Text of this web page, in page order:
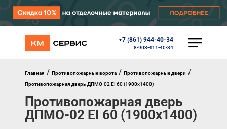
+7 (861) 944-40-34
8-903-411-40-34
КАТАЛОГ
Автоматика
Перегрузочное оборудование
Уличные калитки
Шлагбаумы
Противопожарные ворота
Главная / Противопожарные ворота / Противопожарные двери /
Противопожарная дверь ДПМО-02 EI 60 (1900x1400)
Противопожарная дверь
ДПМО-02 EI 60 (1900x1400)